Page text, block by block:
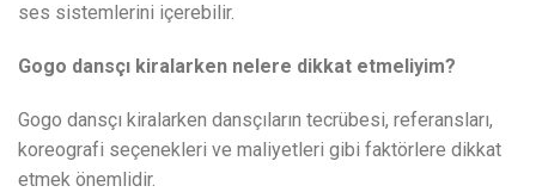
ses sistemlerini içerebilir.
Gogo dansçı kiralarken nelere dikkat etmeliyim?
Gogo dansçı kiralarken dansçıların tecrübesi, referansları,
koreografi seçenekleri ve maliyetleri gibi faktörlere dikkat
etmek önemlidir.